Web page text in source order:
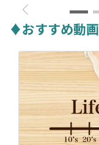
♦おすすめ動画